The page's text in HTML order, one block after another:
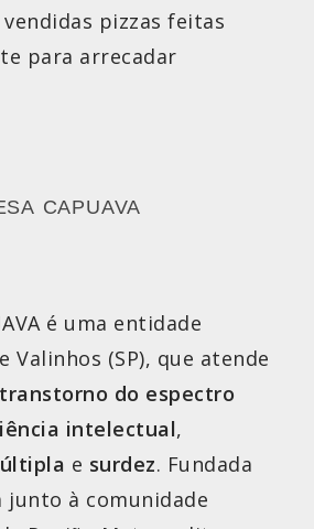
pizzas feitas
para arrecadar
CAPUAVA
é uma entidade
(SP), que atende
transtorno do espectro
intelectual,
e surdez. Fundada
junto à comunidade